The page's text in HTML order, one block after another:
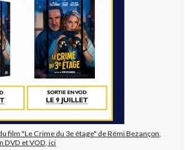
film "Le Crime du 3e étage" de Rémi Bezançon,
DVD et VOD, ici